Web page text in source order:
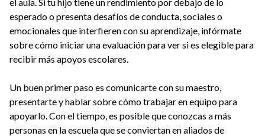
esperado o presenta desafíos de conducta, sociales o
emocionales que interfieren con su aprendizaje, infórmate
sobre cómo iniciar una evaluación para ver si es elegible para
recibir más apoyos escolares.
Un buen primer paso es comunicarte con su maestro,
presentarte y hablar sobre cómo trabajar en equipo para
apoyarlo. Con el tiempo, es posible que conozcas a más
personas en la escuela que se conviertan en aliados de